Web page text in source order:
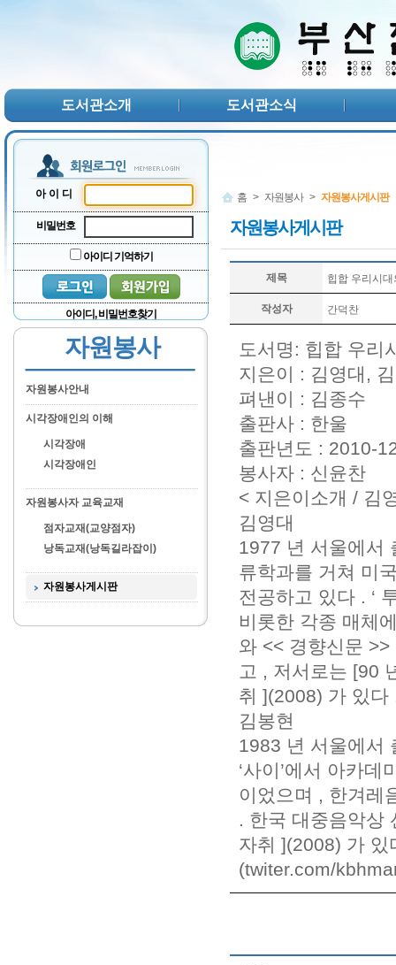
도서관소개 도서관소식
아이디
비밀번호
아이디 기억하기
아이디, 비밀번호찾기
자원봉사
자원봉사안내
시각장애인의 이해
시각장애
시각장애인
자원봉사자 교육교재
점자교재(교양점자)
낭독교재(낭독길라잡이)
자원봉사게시판
홈 > 자원봉사 > 자원봉사게시판
자원봉사게시판
제목 힙합 우리시
작성자 간덕찬
도서명: 힙합 우리
지은이 : 김영대,
펴낸이 : 김종수
출판사 : 한울
출판년도 : 2010-
봉사자 : 신윤찬
< 지은이소개 / 김
김영대
1977 년 서울에서
류학과를 거쳐 미
전공하고 있다 . ‘
비롯한 각종 매체
와 << 경향신문 >>
고 , 저서로는 [90
취 ](2008) 가 있다
김봉현
1983 년 서울에서
‘사이’에서 아카
이었으며 , 한겨레
. 한국 대중음악상
자취 ](2008) 가
(twiter.com/